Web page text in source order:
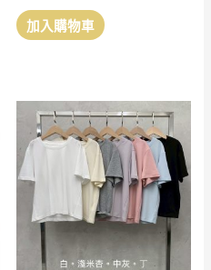
項
價
格：
加入購物車